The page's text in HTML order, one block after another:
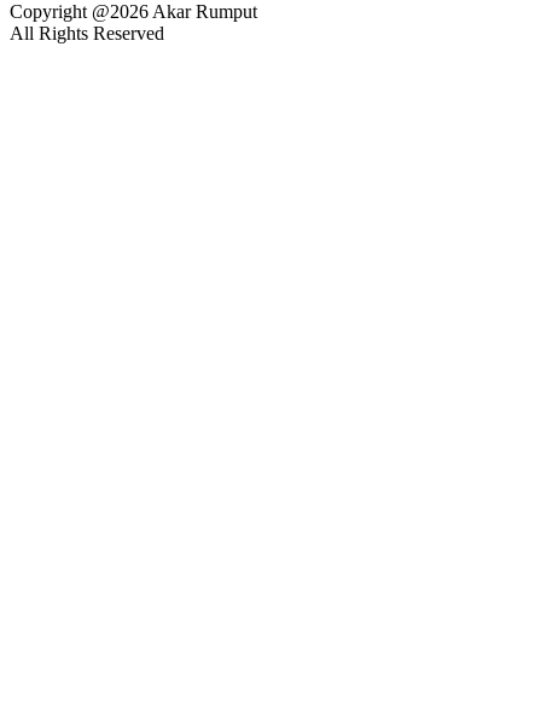
Copyright @2026 Akar Rumput
All Rights Reserved